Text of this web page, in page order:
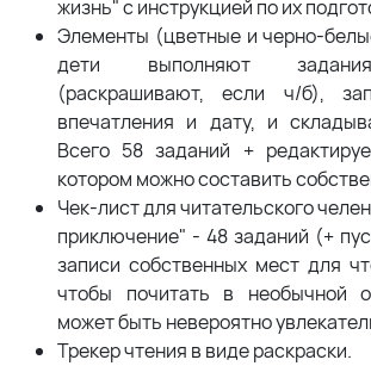
жизнь" с инструкцией по их
Элементы (цветные и черно-
дети выполняют
(раскрашивают, если ч/б),
впечатления и дату, и
Всего 58 заданий +
котором можно составить
Чек-лист для читательского
приключение" - 48 заданий (+
записи собственных мест для
чтобы почитать в необычной
может быть невероятно
Трекер чтения в виде раскраски.